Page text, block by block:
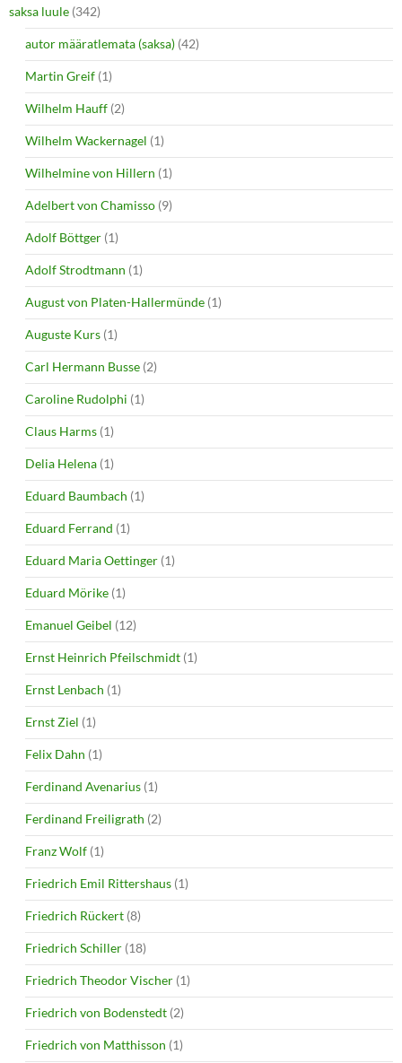
saksa luule (342)
autor määratlemata (saksa) (42)
Martin Greif (1)
Wilhelm Hauff (2)
Wilhelm Wackernagel (1)
Wilhelmine von Hillern (1)
Adelbert von Chamisso (9)
Adolf Böttger (1)
Adolf Strodtmann (1)
August von Platen-Hallermünde (1)
Auguste Kurs (1)
Carl Hermann Busse (2)
Caroline Rudolphi (1)
Claus Harms (1)
Delia Helena (1)
Eduard Baumbach (1)
Eduard Ferrand (1)
Eduard Maria Oettinger (1)
Eduard Mörike (1)
Emanuel Geibel (12)
Ernst Heinrich Pfeilschmidt (1)
Ernst Lenbach (1)
Ernst Ziel (1)
Felix Dahn (1)
Ferdinand Avenarius (1)
Ferdinand Freiligrath (2)
Franz Wolf (1)
Friedrich Emil Rittershaus (1)
Friedrich Rückert (8)
Friedrich Schiller (18)
Friedrich Theodor Vischer (1)
Friedrich von Bodenstedt (2)
Friedrich von Matthisson (1)